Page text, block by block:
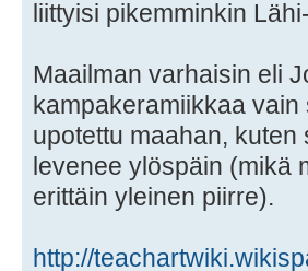
liittyisi pikemminkin
Maailman varhaisin eli
kampakeramiikkaa
upotettu maahan,
levenee ylöspäin (mikä
erittäin yleinen piirre).
http://